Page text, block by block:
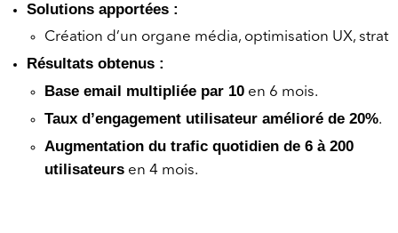
Solutions apportées :
Création d’un organe média, optimisation UX, strat
Résultats obtenus :
Base email multipliée par 10 en 6 mois.
Taux d’engagement utilisateur amélioré de 20%.
Augmentation du trafic quotidien de 6 à 200
utilisateurs en 4 mois.